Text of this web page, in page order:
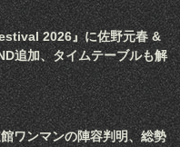
2026』に佐野元春 &
追加、タイムテーブルも解
ワンマンの陣容判明、総勢